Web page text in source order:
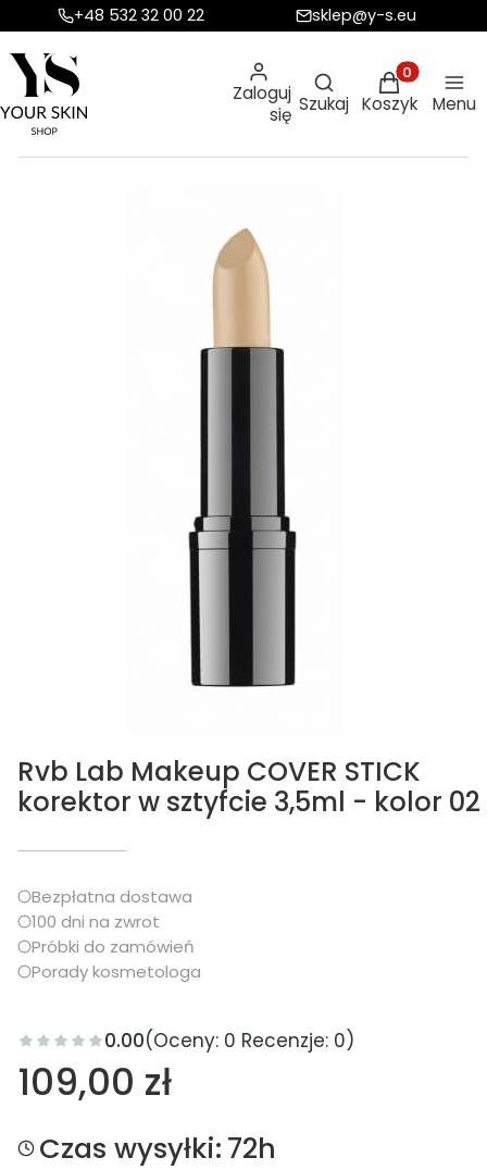
+48 532 32 00 22 sklep@y-s.eu
Zaloguj
się
Otwórz
Szukaj
Produkty w
Koszyk Menu
Rvb Lab Makeup COVER STICK
korektor w sztyfcie 3,5ml - kolor 02
Bezpłatna dostawa
100 dni na zwrot
Próbki do zamówień
Porady kosmetologa
0.00(Oceny: 0 Recenzje: 0)
Cena
109,00 zł
Czas wysyłki:72h